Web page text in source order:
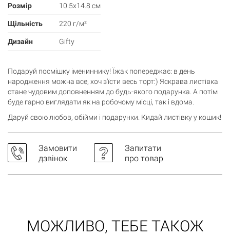
Розмір 10.5х14.8 см
Щільність 220 г/м²
Дизайн Gifty
Подаруй посмішку імениннику! Їжак попереджає: в день
народження можна все, хоч з'їсти весь торт:) Яскрава листівка
стане чудовим доповненням до будь-якого подарунка. А потім
буде гарно виглядати як на робочому місці, так і вдома.
Даруй свою любов, обійми і подарунки. Кидай листівку у кошик!
Замовити
дзвінок
Запитати
про товар
МОЖЛИВО, ТЕБЕ ТАКОЖ